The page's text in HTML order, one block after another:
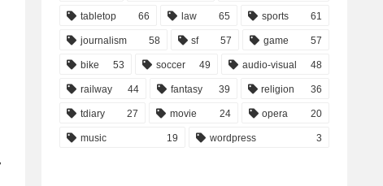
tabletop 66 law 65 sports 61
journalism 58 sf 57 game 57
bike 53 soccer 49 audio-visual 48
railway 44 fantasy 39 religion 36
tdiary 27 movie 24 opera 20
music 19 wordpress 3